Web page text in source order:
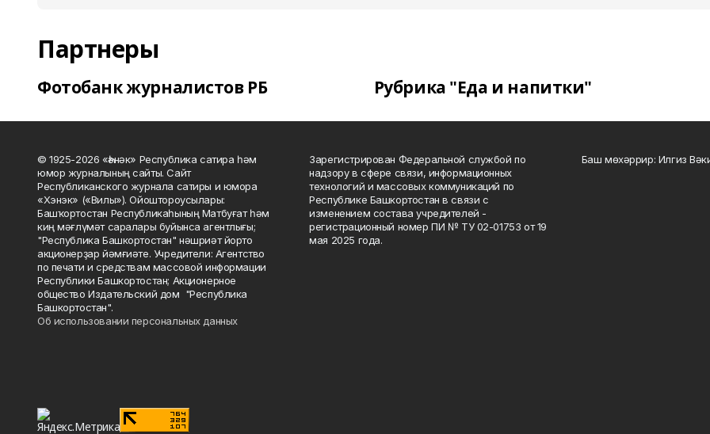
Партнеры
Фотобанк журналистов РБ Рубрика "Еда и напитки"
© 1925-2026 «Һәнәк» Республика сатира һәм
юмор журналының сайты. Сайт
Республиканского журнала сатиры и юмора
«Хэнэк» («Вилы»). Ойоштороусылары:
Башҡортостан Республикаһының Матбуғат һәм
киң мәғлүмәт саралары буйынса агентлығы;
"Республика Башкортостан" нәшриәт йорто
акционерҙар йәмғиәте. Учредители: Агентство
по печати и средствам массовой информации
Республики Башкортостан; Акционерное
общество Издательский дом "Республика
Башкортостан".
Об использовании персональных данных
Зарегистрирован Федеральной службой по
надзору в сфере связи, информационных
технологий и массовых коммуникаций по
Республике Башкортостан в связи с
изменением состава учредителей -
регистрационный номер ПИ № ТУ 02-01753 от 19
мая 2025 года.
Баш мөхәррир: Илгиз